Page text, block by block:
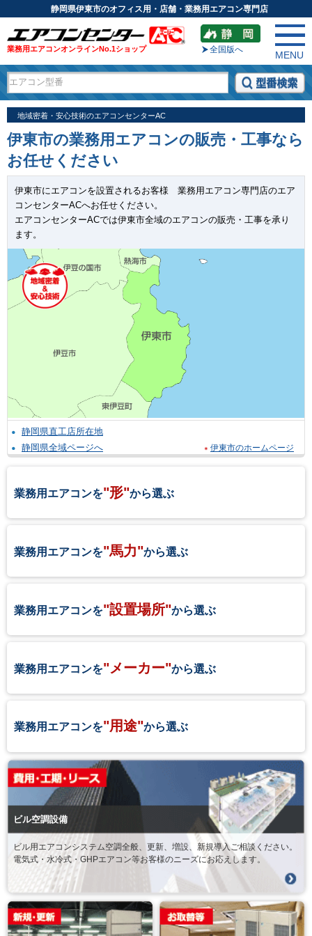
静岡県伊東市のオフィス用・店舗・業務用エアコン専門店
業務用エアコンオンラインNo.1ショップ 全国版へ
MENU
地域密着・安心技術のエアコンセンターAC
伊東市の業務用エアコンの販売・工事なら
お任せください
伊東市にエアコンを設置されるお客様 業務用エアコン専門店のエア
コンセンターACへお任せください。
エアコンセンターACでは伊東市全域のエアコンの販売・工事を承り
ます。
静岡県直工店所在地
静岡県全域ページへ
伊東市のホームページ
業務用エアコンを"形"から選ぶ
業務用エアコンを"馬力"から選ぶ
業務用エアコンを"設置場所"から選ぶ
業務用エアコンを"メーカー"から選ぶ
業務用エアコンを"用途"から選ぶ
ビル空調設備
ビル用エアコンシステム空調全般、更新、増設、新規導入ご相談ください。
電気式・水冷式・GHPエアコン等お客様のニーズにお応えします。